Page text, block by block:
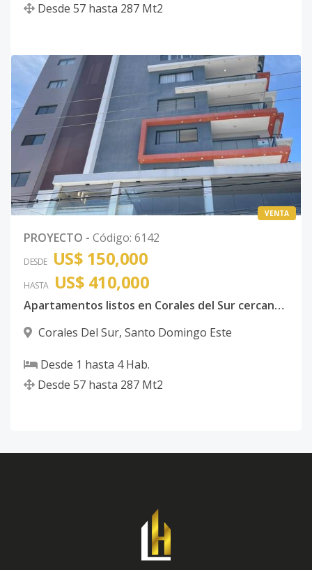
Desde 57 hasta 287 Mt2
VENTA
PROYECTO - Código: 6142
DESDE US$ 150,000
HASTA US$ 410,000
Apartamentos listos en Corales del Sur cercano al Centro Comercial City Center de 1,2 y 3 Habitaciones con excelentes amenidades Santo Domingo Este
Corales Del Sur, Santo Domingo Este
Desde 1 hasta 4Hab.
Desde 57 hasta 287 Mt2